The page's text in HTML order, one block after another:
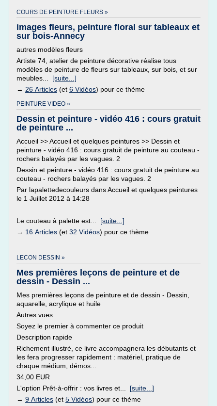
COURS DE PEINTURE FLEURS »
images fleurs, peinture floral sur tableaux et
sur bois-Annecy
autres modèles fleurs
Artiste 74, atelier de peinture décorative réalise tous
modèles de peinture de fleurs sur tableaux, sur bois, et sur
meubles... [suite...]
→ 26 Articles (et 6 Vidéos) pour ce thème
PEINTURE VIDEO »
Dessin et peinture - vidéo 416 : cours gratuit
de peinture ...
Accueil >> Accueil et quelques peintures >> Dessin et
peinture - vidéo 416 : cours gratuit de peinture au couteau -
rochers balayés par les vagues. 2
Dessin et peinture - vidéo 416 : cours gratuit de peinture au
couteau - rochers balayés par les vagues. 2
Par lapalettedecouleurs dans Accueil et quelques peintures
le 1 Juillet 2012 à 14:28
Le couteau à palette est... [suite...]
→ 16 Articles (et 32 Vidéos) pour ce thème
LECON DESSIN »
Mes premières leçons de peinture et de
dessin - Dessin ...
Mes premières leçons de peinture et de dessin - Dessin,
aquarelle, acrylique et huile
Autres vues
Soyez le premier à commenter ce produit
Description rapide
Richement illustré, ce livre accompagnera les débutants et
les fera progresser rapidement : matériel, pratique de
chaque médium, démos...
34,00 EUR
L'option Prêt-à-offrir : vos livres et... [suite...]
→ 9 Articles (et 5 Vidéos) pour ce thème